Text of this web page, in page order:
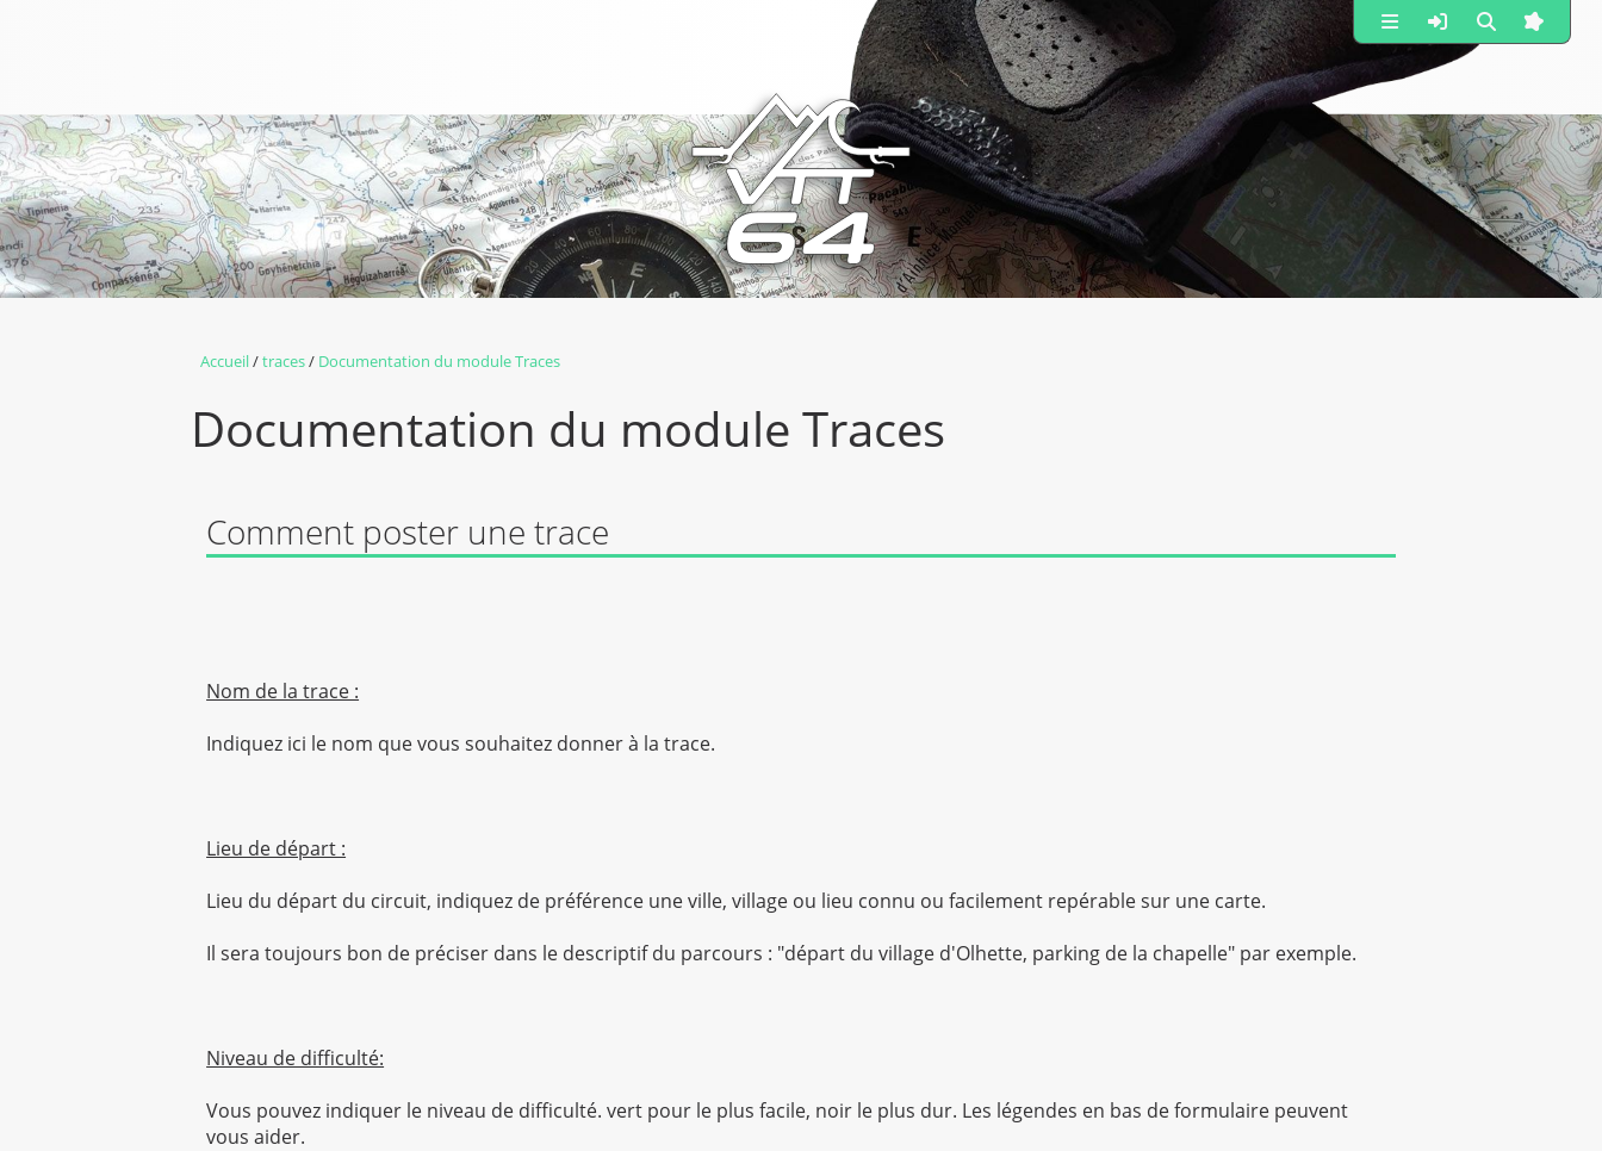
Accueil traces Documentation du module Traces
Documentation du module Traces
Comment poster une trace
Nom de la trace :
Indiquez ici le nom que vous souhaitez donner à la trace.
Lieu de départ :
Lieu du départ du circuit, indiquez de préférence une ville, village ou lieu connu ou facilement repérable sur une carte.
Il sera toujours bon de préciser dans le descriptif du parcours : "départ du village d'Olhette, parking de la chapelle" par exemple.
Niveau de difficulté:
Vous pouvez indiquer le niveau de difficulté. vert pour le plus facile, noir le plus dur. Les légendes en bas de formulaire peuvent
vous aider.